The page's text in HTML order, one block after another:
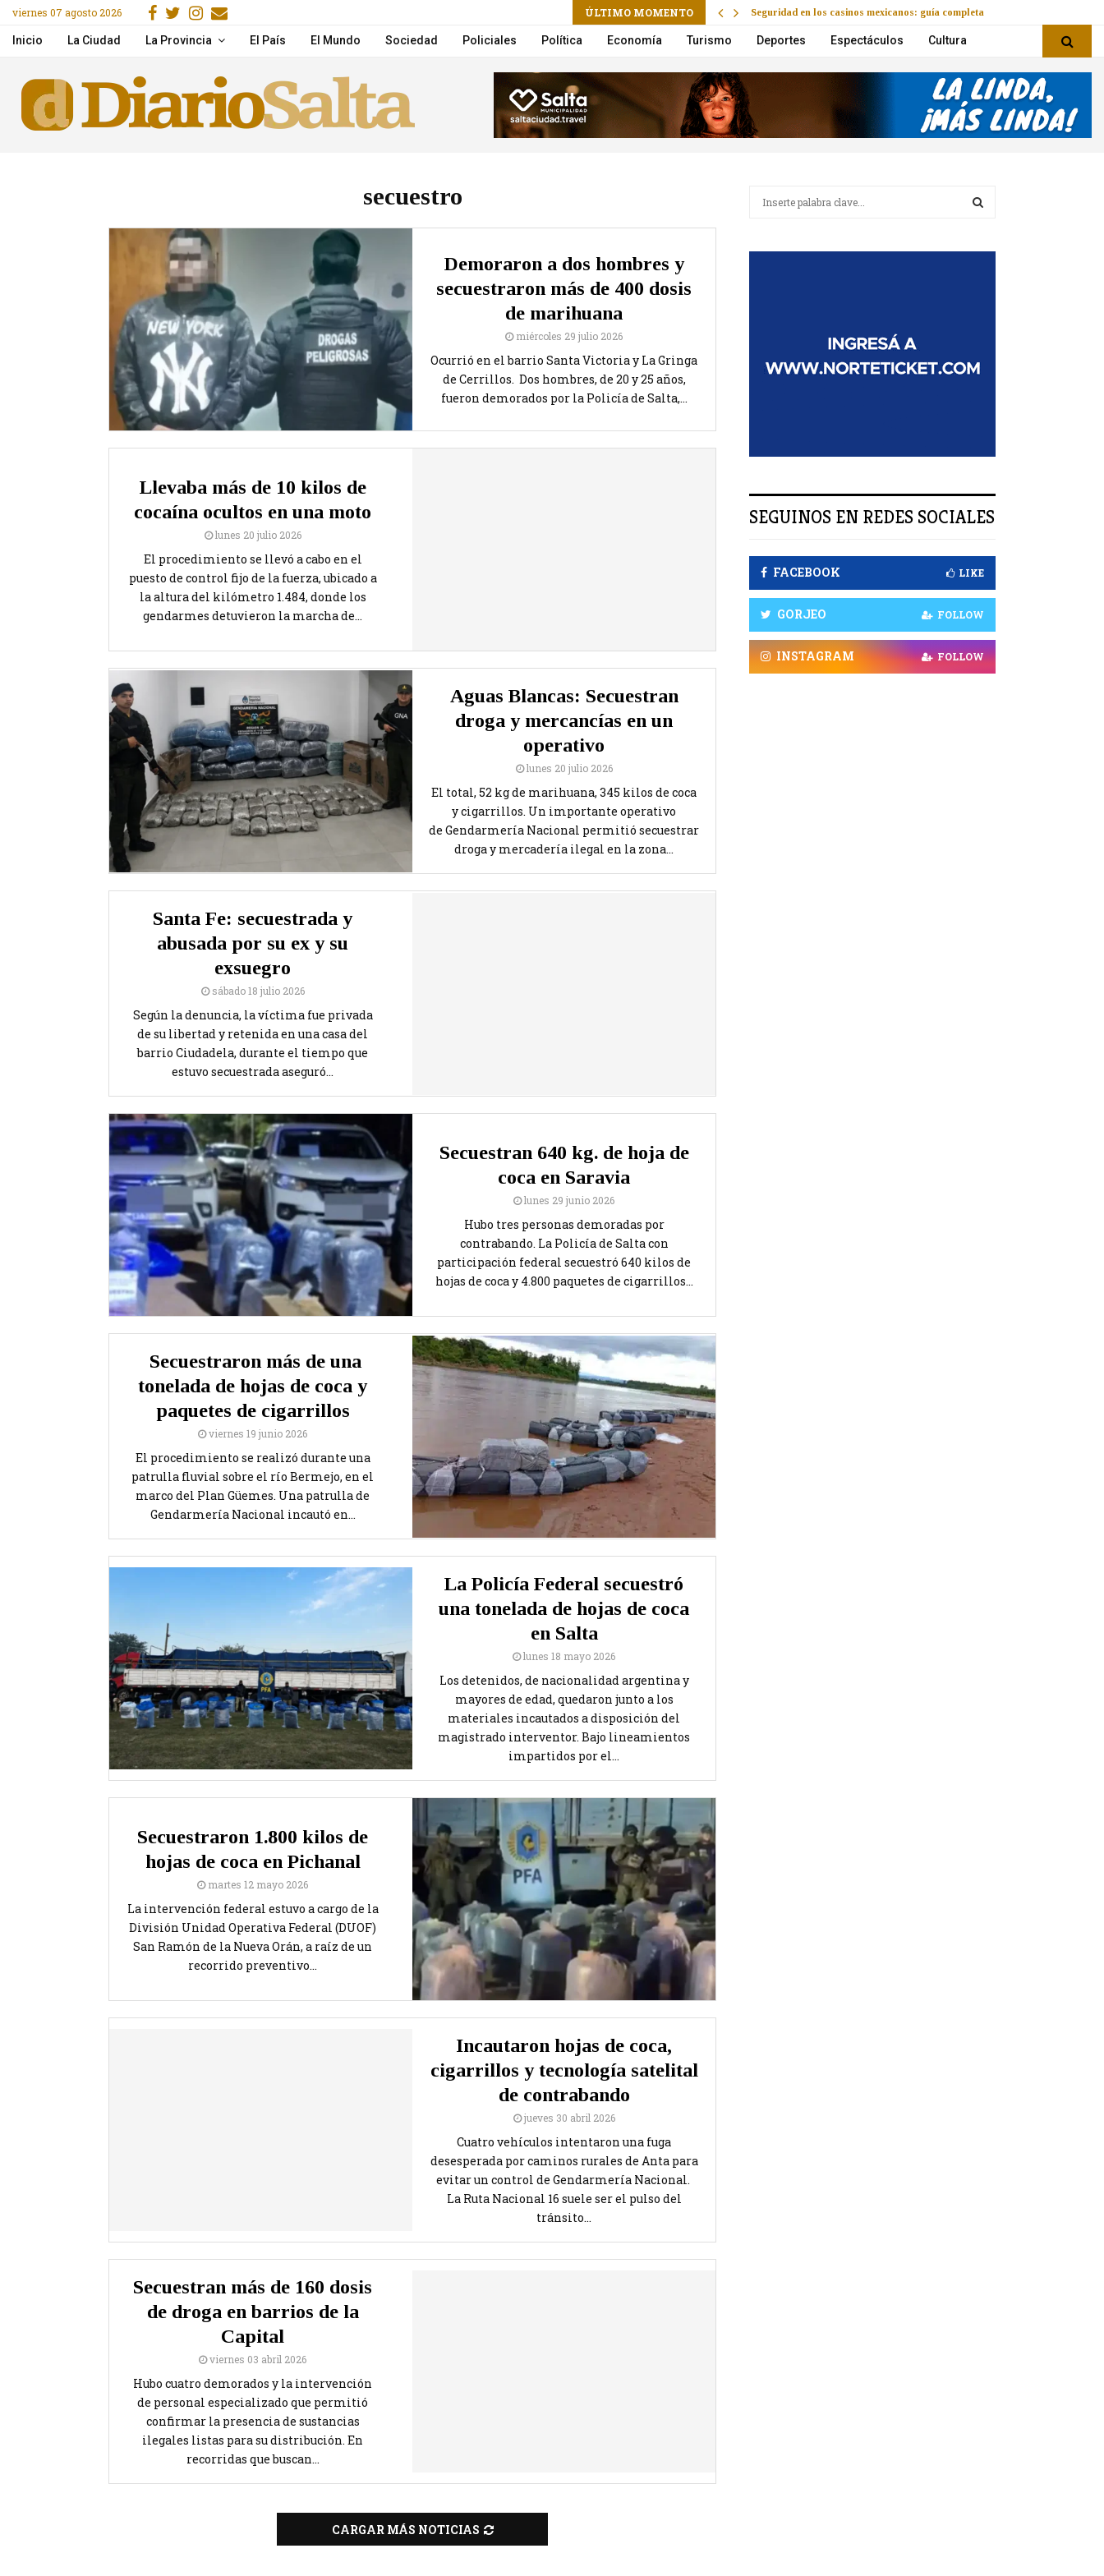
viernes 07 agosto 2026 ÚLTIMO MOMENTO Seguridad en los casinos mexicanos: guía completa
Facebook
Gorjeo
Instagram
Email
Inicio La Ciudad La Provincia El País El Mundo Sociedad Policiales Política Economía Turismo Deportes Espectáculos Cultura
secuestro
Demoraron a dos hombres y
secuestraron más de 400 dosis
de marihuana
miércoles 29 julio 2026
Ocurrió en el barrio Santa Victoria y La Gringa
de Cerrillos. Dos hombres, de 20 y 25 años,
fueron demorados por la Policía de Salta,...
Llevaba más de 10 kilos de
cocaína ocultos en una moto
lunes 20 julio 2026
El procedimiento se llevó a cabo en el
puesto de control fijo de la fuerza, ubicado a
la altura del kilómetro 1.484, donde los
gendarmes detuvieron la marcha de...
Aguas Blancas: Secuestran
droga y mercancías en un
operativo
lunes 20 julio 2026
El total, 52 kg de marihuana, 345 kilos de coca
y cigarrillos. Un importante operativo
de Gendarmería Nacional permitió secuestrar
droga y mercadería ilegal en la zona...
Santa Fe: secuestrada y
abusada por su ex y su
exsuegro
sábado 18 julio 2026
Según la denuncia, la víctima fue privada
de su libertad y retenida en una casa del
barrio Ciudadela, durante el tiempo que
estuvo secuestrada aseguró...
Secuestran 640 kg. de hoja de
coca en Saravia
lunes 29 junio 2026
Hubo tres personas demoradas por
contrabando. La Policía de Salta con
participación federal secuestró 640 kilos de
hojas de coca y 4.800 paquetes de cigarrillos...
Secuestraron más de una
tonelada de hojas de coca y
paquetes de cigarrillos
viernes 19 junio 2026
El procedimiento se realizó durante una
patrulla fluvial sobre el río Bermejo, en el
marco del Plan Güemes. Una patrulla de
Gendarmería Nacional incautó en...
La Policía Federal secuestró
una tonelada de hojas de coca
en Salta
lunes 18 mayo 2026
Los detenidos, de nacionalidad argentina y
mayores de edad, quedaron junto a los
materiales incautados a disposición del
magistrado interventor. Bajo lineamientos
impartidos por el...
Secuestraron 1.800 kilos de
hojas de coca en Pichanal
martes 12 mayo 2026
La intervención federal estuvo a cargo de la
División Unidad Operativa Federal (DUOF)
San Ramón de la Nueva Orán, a raíz de un
recorrido preventivo...
Incautaron hojas de coca,
cigarrillos y tecnología satelital
de contrabando
jueves 30 abril 2026
Cuatro vehículos intentaron una fuga
desesperada por caminos rurales de Anta para
evitar un control de Gendarmería Nacional.
La Ruta Nacional 16 suele ser el pulso del
tránsito...
Secuestran más de 160 dosis
de droga en barrios de la
Capital
viernes 03 abril 2026
Hubo cuatro demorados y la intervención
de personal especializado que permitió
confirmar la presencia de sustancias
ilegales listas para su distribución. En
recorridas que buscan...
CARGAR MÁS NOTICIAS
A
SEGUINOS EN REDES SOCIALES
FACEBOOK LIKE
GORJEO FOLLOW
INSTAGRAM FOLLOW